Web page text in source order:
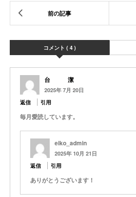
コメント ( 4 )
台 潔
2025年 7月 20日
返信
引用
毎月愛読しています。
eiko_admin
2025年 10月 21日
返信
引用
ありがとうございます！